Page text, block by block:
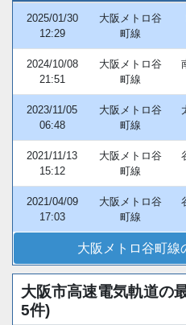
2025/01/30
12:29
大阪メトロ谷
町線
2024/10/08
21:51
大阪メトロ谷
町線
2023/11/05
06:48
大阪メトロ谷
町線
2021/11/13
15:12
大阪メトロ谷
町線
2021/04/09
17:03
大阪メトロ谷
町線
大阪メトロ谷町線
大阪市高速電気軌道の
5件)